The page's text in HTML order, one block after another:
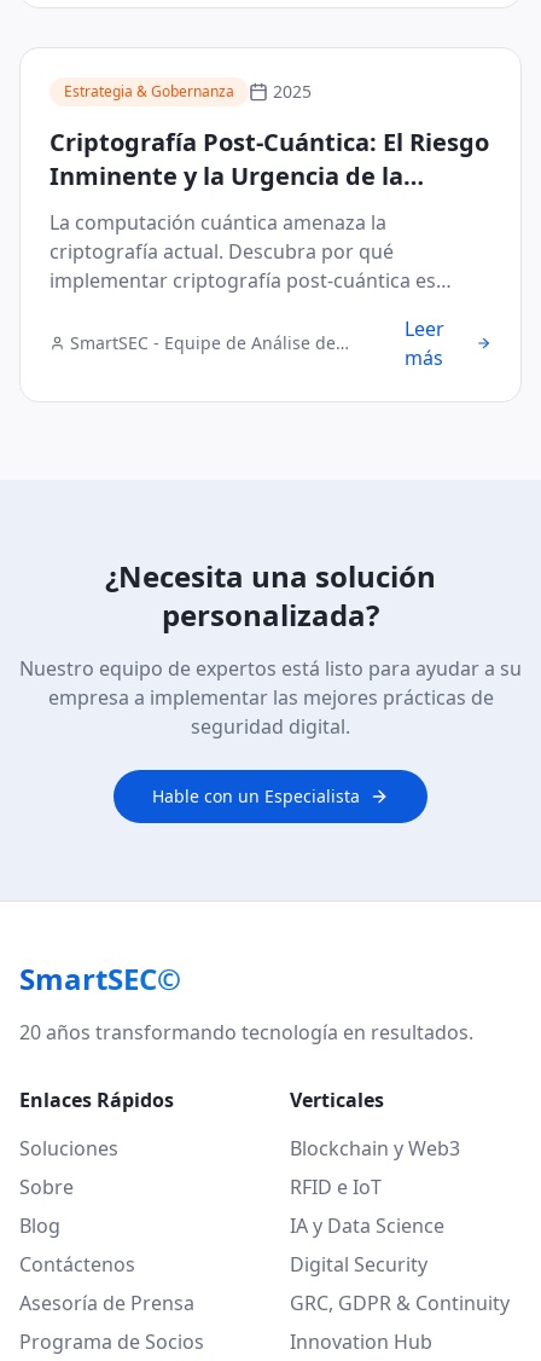
Estrategia & Gobernanza 2025
Criptografía Post-Cuántica: El Riesgo
Inminente y la Urgencia de la
Implementación
La computación cuántica amenaza la
criptografía actual. Descubra por qué
implementar criptografía post-cuántica es
SmartSEC - Equipe de Análise de
Leer
más
¿Necesita una solución
personalizada?
Nuestro equipo de expertos está listo para ayudar a su
empresa a implementar las mejores prácticas de
seguridad digital.
Hable con un Especialista
SmartSEC©
20 años transformando tecnología en resultados.
Enlaces Rápidos
Soluciones
Sobre
Blog
Contáctenos
Asesoría de Prensa
Programa de Socios
Verticales
Blockchain y Web3
RFID e IoT
IA y Data Science
Digital Security
GRC, GDPR & Continuity
Innovation Hub